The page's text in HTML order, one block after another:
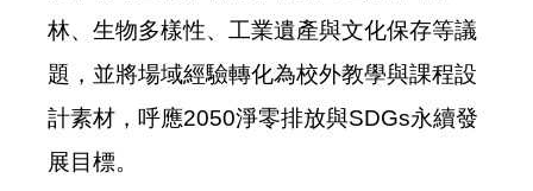
林、生物多樣性、工業遺產與文化保存等議
題，並將場域經驗轉化為校外教學與課程設
計素材，呼應2050淨零排放與SDGs永續發
展目標。